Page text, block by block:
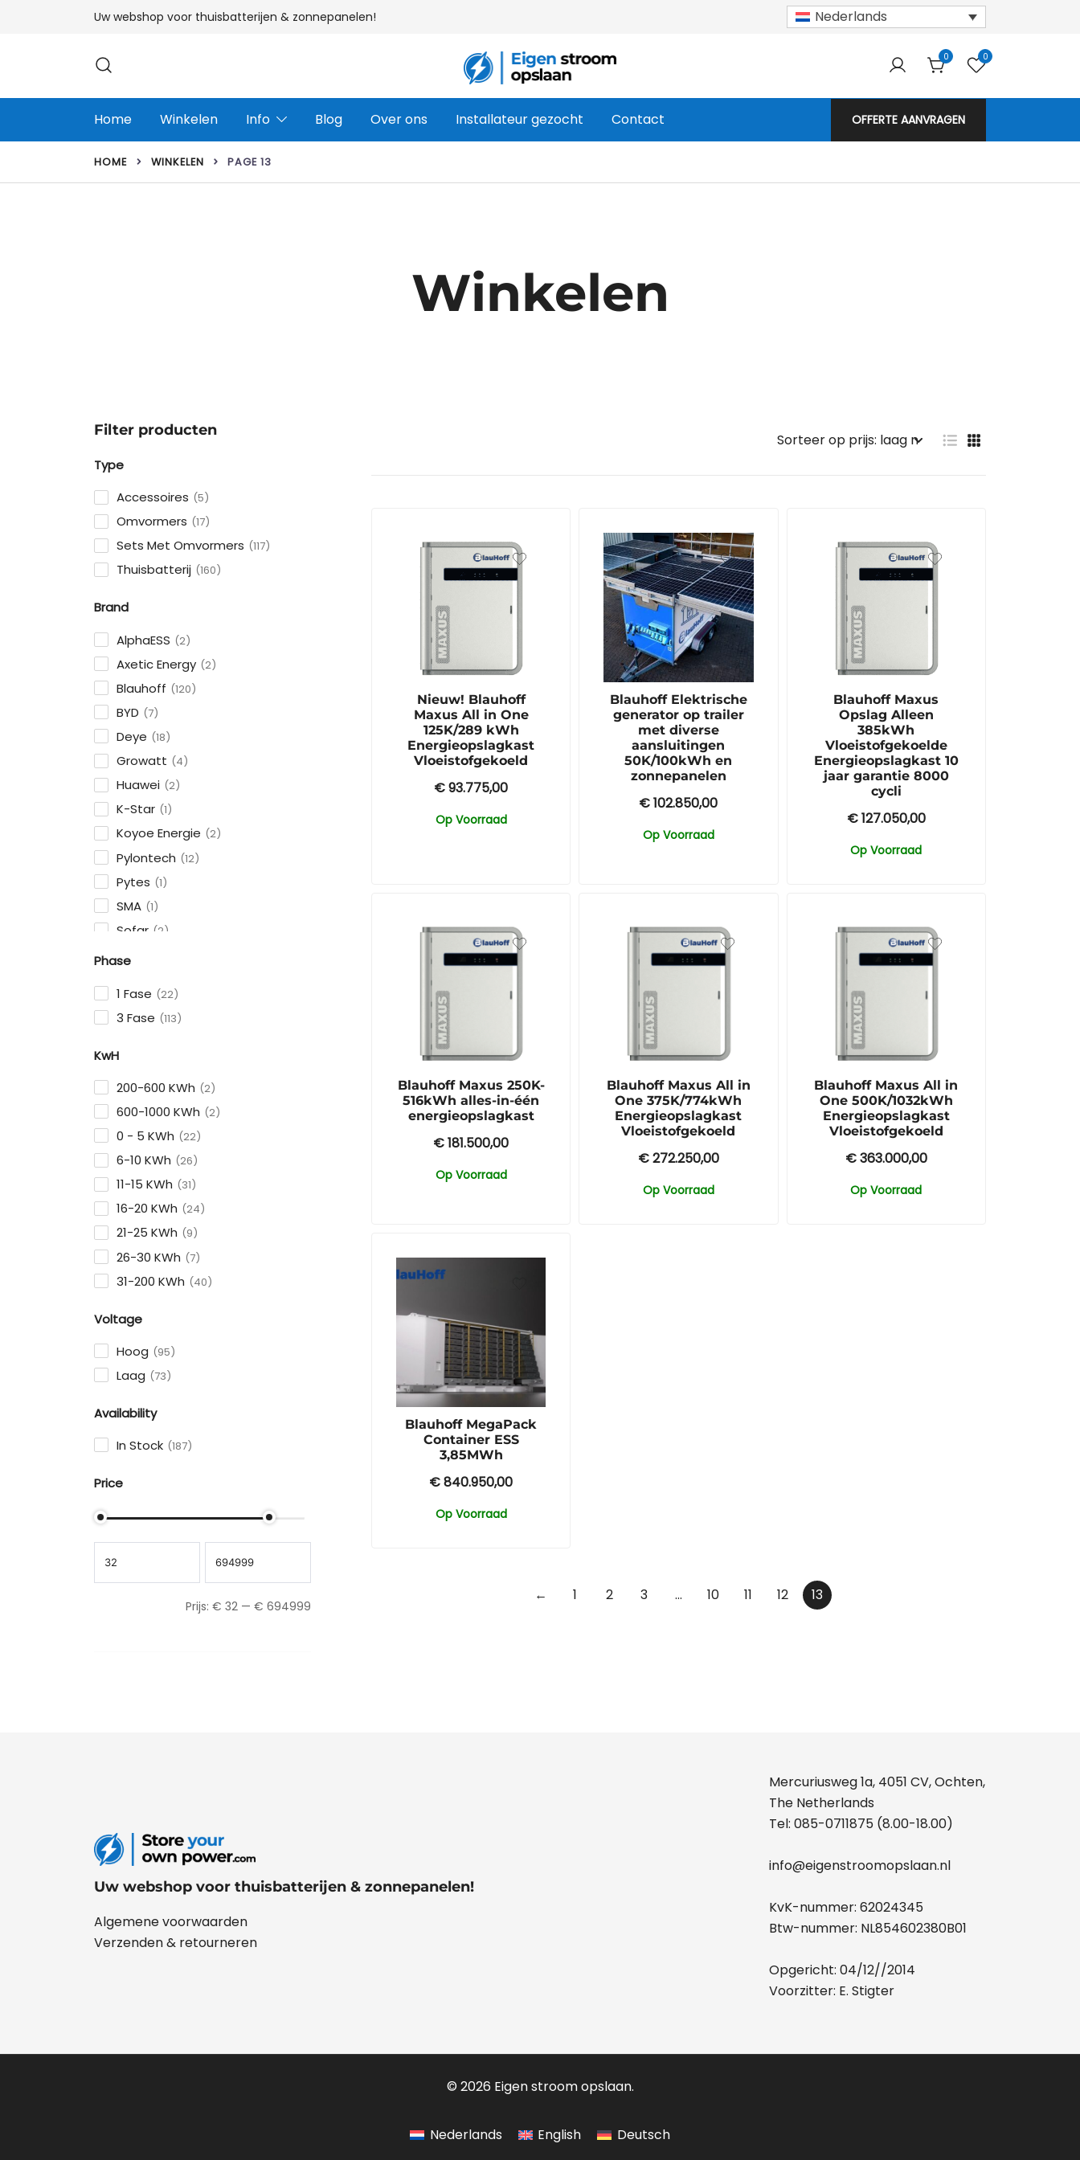
Uw webshop voor thuisbatterijen & zonnepanelen! Nederlands
Eigen stroom opslaan
Uw webshop voor thuisbatterijen & zonnepanelen!
0 0
Home Winkelen Info Blog Over ons Installateur gezocht Contact OFFERTE AANVRAGEN
HOME WINKELEN PAGE 13
Winkelen
Nieuw! Blauhoff
Maxus All in One
125K/289 kWh
Energieopslagkast
Vloeistofgekoeld
€93.775,00
Op Voorraad
Blauhoff Elektrische
generator op trailer
met diverse
aansluitingen
50K/100kWh en
zonnepanelen
€102.850,00
Op Voorraad
Blauhoff Maxus
Opslag Alleen
385kWh
Vloeistofgekoelde
Energieopslagkast 10
jaar garantie 8000
cycli
€127.050,00
Op Voorraad
Blauhoff Maxus 250K-
516kWh alles-in-één
energieopslagkast
€181.500,00
Op Voorraad
Blauhoff Maxus All in
One 375K/774kWh
Energieopslagkast
Vloeistofgekoeld
€272.250,00
Op Voorraad
Blauhoff Maxus All in
One 500K/1032kWh
Energieopslagkast
Vloeistofgekoeld
€363.000,00
Op Voorraad
Blauhoff MegaPack
Container ESS
3,85MWh
€840.950,00
Op Voorraad
← 1 2 3 … 10 11 12 13
Filter producten
Type
Accessoires
5
Omvormers 17
Sets Met Omvormers 117
Thuisbatterij 160
Brand
AlphaESS
2
Axetic Energy 2
Blauhoff 120
BYD 7
Deye 18
Growatt 4
Huawei 2
K-Star 1
Koyoe Energie 2
Pylontech 12
Pytes 1
SMA 1
Sofar 2
Solax
Varta 2
Voor
Phase
1 Fase
22
3 Fase 113
KwH
200-600 KWh
2
600-1000 KWh 2
0 - 5 KWh 22
6-10 KWh 26
11-15 KWh 31
16-20 KWh 24
21-25 KWh 9
26-30 KWh 7
31-200 KWh 40
Voltage
Hoog
95
Laag 73
Availability
In Stock 187
Price
Prijs: € 32 — € 694999
Uw webshop voor thuisbatterijen & zonnepanelen!
Algemene voorwaarden
Verzenden & retourneren
Mercuriusweg 1a, 4051 CV, Ochten,
The Netherlands
Tel: 085-0711875 (8.00-18.00)
info@eigenstroomopslaan.nl
KvK-nummer: 62024345
Btw-nummer: NL854602380B01
Opgericht: 04/12//2014
Voorzitter: E. Stigter
© 2026 Eigen stroom opslaan.
Nederlands English Deutsch